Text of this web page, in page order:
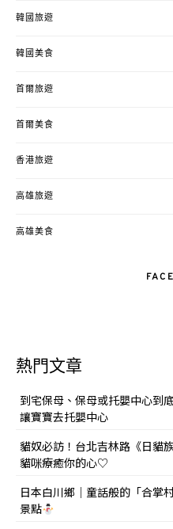
韓國旅遊
韓國美食
首爾旅遊
首爾美食
香港旅遊
高雄旅遊
高雄美食
熱門文章
到宅保母、保母或托嬰中心到
讓寶寶去托嬰中心
貓奴必訪！台北吉林路《日貓
貓咪療癒你的心♡
日本白川鄉｜童話般的「合掌
景點